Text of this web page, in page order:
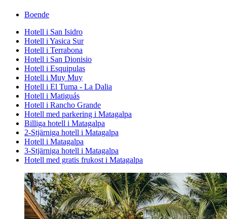
Boende
Hotell i San Isidro
Hotell i Yasica Sur
Hotell i Terrabona
Hotell i San Dionisio
Hotell i Esquipulas
Hotell i Muy Muy
Hotell i El Tuma - La Dalia
Hotell i Matiguás
Hotell i Rancho Grande
Hotell med parkering i Matagalpa
Billiga hotell i Matagalpa
2-Stjärniga hotell i Matagalpa
Hotell i Matagalpa
3-Stjärniga hotell i Matagalpa
Hotell med gratis frukost i Matagalpa